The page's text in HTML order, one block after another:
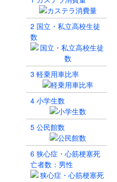
2 国立・私立高校生徒
数
3 軽乗用車比率
4 小学生数
5 公民館数
6 狭心症・心筋梗塞死
亡者数：男性